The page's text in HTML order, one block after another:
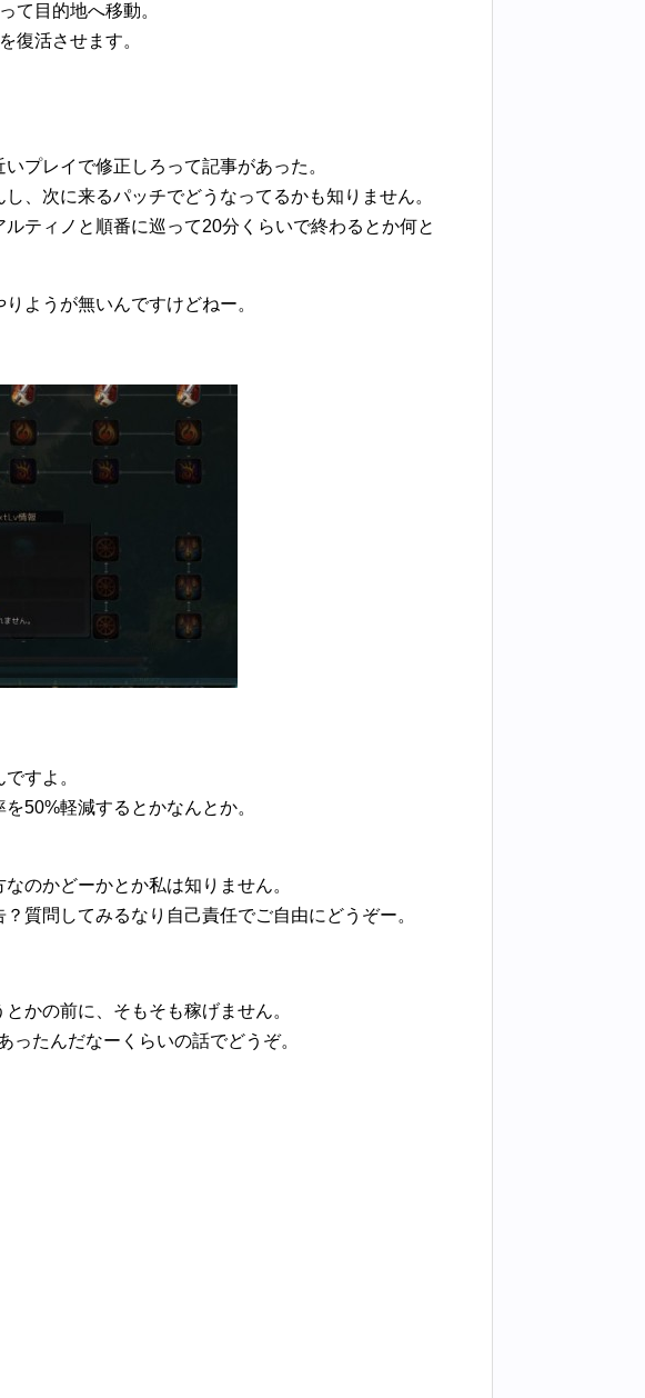
て目的地へ移動。
復活させます。
プレイで修正しろって記事があった。
、次に来るパッチでどうなってるかも知りません。
ティノと順番に巡って20分くらいで終わるとか何と
ようが無いんですけどねー。
すよ。
50%軽減するとかなんとか。
のかどーかとか私は知りません。
質問してみるなり自己責任でご自由にどうぞー。
かの前に、そもそも稼げません。
ったんだなーくらいの話でどうぞ。